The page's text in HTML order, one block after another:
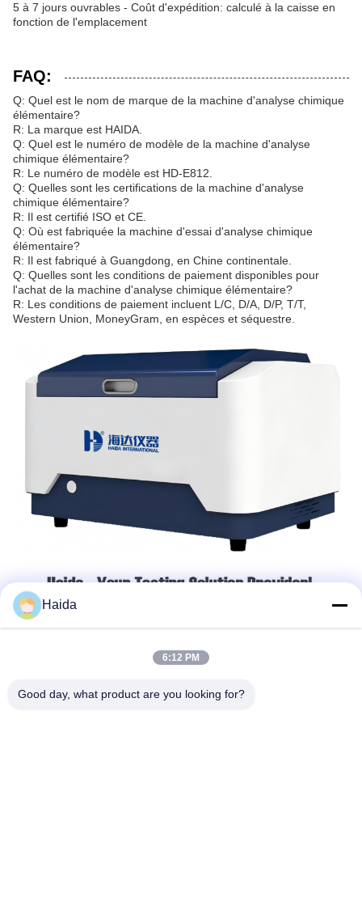
5 à 7 jours ouvrables - Coût d'expédition: calculé à la caisse en
fonction de l'emplacement
FAQ:
Q: Quel est le nom de marque de la machine d'analyse chimique
élémentaire?
R: La marque est HAIDA.
Q: Quel est le numéro de modèle de la machine d'analyse
chimique élémentaire?
R: Le numéro de modèle est HD-E812.
Q: Quelles sont les certifications de la machine d'analyse
chimique élémentaire?
R: Il est certifié ISO et CE.
Q: Où est fabriquée la machine d'essai d'analyse chimique
élémentaire?
R: Il est fabriqué à Guangdong, en Chine continentale.
Q: Quelles sont les conditions de paiement disponibles pour
l'achat de la machine d'analyse chimique élémentaire?
R: Les conditions de paiement incluent L/C, D/A, D/P, T/T,
Western Union, MoneyGram, en espèces et séquestre.
Haida
6:12 PM
Good day, what product are you looking for?